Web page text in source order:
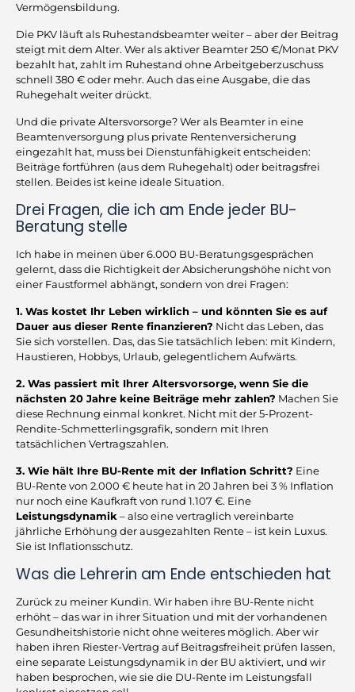
Vermögensbildung.
Die PKV läuft als Ruhestandsbeamter weiter – aber der Beitrag
steigt mit dem Alter. Wer als aktiver Beamter 250 €/Monat PKV
bezahlt hat, zahlt im Ruhestand ohne Arbeitgeberzuschuss
schnell 380 € oder mehr. Auch das eine Ausgabe, die das
Ruhegehalt weiter drückt.
Und die private Altersvorsorge? Wer als Beamter in eine
Beamtenversorgung plus private Rentenversicherung
eingezahlt hat, muss bei Dienstunfähigkeit entscheiden:
Beiträge fortführen (aus dem Ruhegehalt) oder beitragsfrei
stellen. Beides ist keine ideale Situation.
Drei Fragen, die ich am Ende jeder BU-
Beratung stelle
Ich habe in meinen über 6.000 BU-Beratungsgesprächen
gelernt, dass die Richtigkeit der Absicherungshöhe nicht von
einer Faustformel abhängt, sondern von drei Fragen:
1. Was kostet Ihr Leben wirklich – und könnten Sie es auf
Dauer aus dieser Rente finanzieren? Nicht das Leben, das
Sie sich vorstellen. Das, das Sie tatsächlich leben: mit Kindern,
Haustieren, Hobbys, Urlaub, gelegentlichem Aufwärts.
2. Was passiert mit Ihrer Altersvorsorge, wenn Sie die
nächsten 20 Jahre keine Beiträge mehr zahlen? Machen Sie
diese Rechnung einmal konkret. Nicht mit der 5-Prozent-
Rendite-Schmetterlingsgrafik, sondern mit Ihren
tatsächlichen Vertragszahlen.
3. Wie hält Ihre BU-Rente mit der Inflation Schritt? Eine
BU-Rente von 2.000 € heute hat in 20 Jahren bei 3 % Inflation
nur noch eine Kaufkraft von rund 1.107 €. Eine
Leistungsdynamik– also eine vertraglich vereinbarte
jährliche Erhöhung der ausgezahlten Rente – ist kein Luxus.
Sie ist Inflationsschutz.
Was die Lehrerin am Ende entschieden hat
Zurück zu meiner Kundin. Wir haben ihre BU-Rente nicht
erhöht – das war in ihrer Situation und mit der vorhandenen
Gesundheitshistorie nicht ohne weiteres möglich. Aber wir
haben ihren Riester-Vertrag auf Beitragsfreiheit prüfen lassen,
eine separate Leistungsdynamik in der BU aktiviert, und wir
haben besprochen, wie sie die DU-Rente im Leistungsfall